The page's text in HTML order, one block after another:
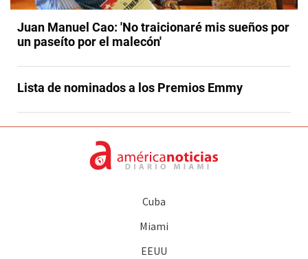
Juan Manuel Cao: 'No traicionaré mis sueños por
un paseíto por el malecón'
Lista de nominados a los Premios Emmy
Cuba
Miami
EEUU